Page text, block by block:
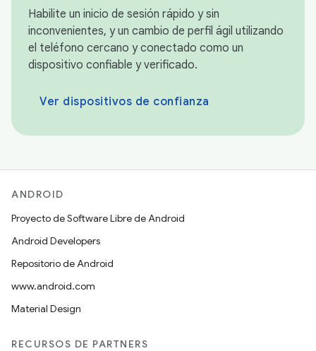
Habilite un inicio de sesión rápido y sin
inconvenientes, y un cambio de perfil ágil utilizando
el teléfono cercano y conectado como un
dispositivo confiable y verificado.
Ver dispositivos de confianza
ANDROID
Proyecto de Software Libre de Android
Android Developers
Repositorio de Android
www.android.com
Material Design
RECURSOS DE PARTNERS